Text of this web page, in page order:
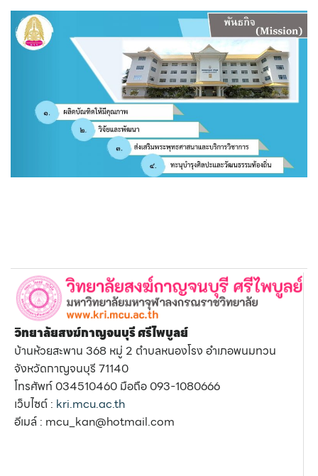
วิทยาลัยสงฆ์กาญจนบุรี ศรีไพบูลย์
บ้านห้วยสะพาน 368 หมู่ 2 ตำบลหนองโรง อำเภอพนมทวน
จังหวัดกาญจนบุรี 71140
โทรศัพท์ 034510460 มือถือ 093-1080666
เว็บไซต์ : kri.mcu.ac.th
อีเมล์ : mcu_kan@hotmail.com